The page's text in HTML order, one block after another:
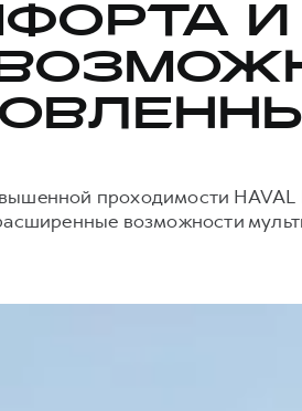
проходимости HAVAL
возможности